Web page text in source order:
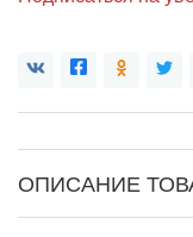
ОПИСАНИЕ